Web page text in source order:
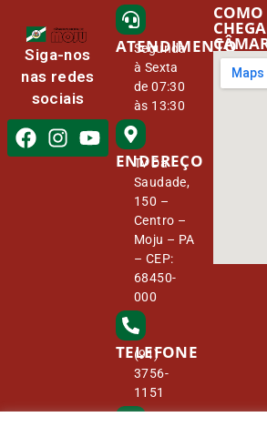
Siga-nos
nas redes
sociais
ATENDIMENTO
Segunda
à Sexta
de 07:30
às 13:30
ENDEREÇO
Tv Da
Saudade,
150 –
Centro –
Moju – PA
– CEP:
68450-
000
TELEFONE
(91)
3756-
1151
COMO